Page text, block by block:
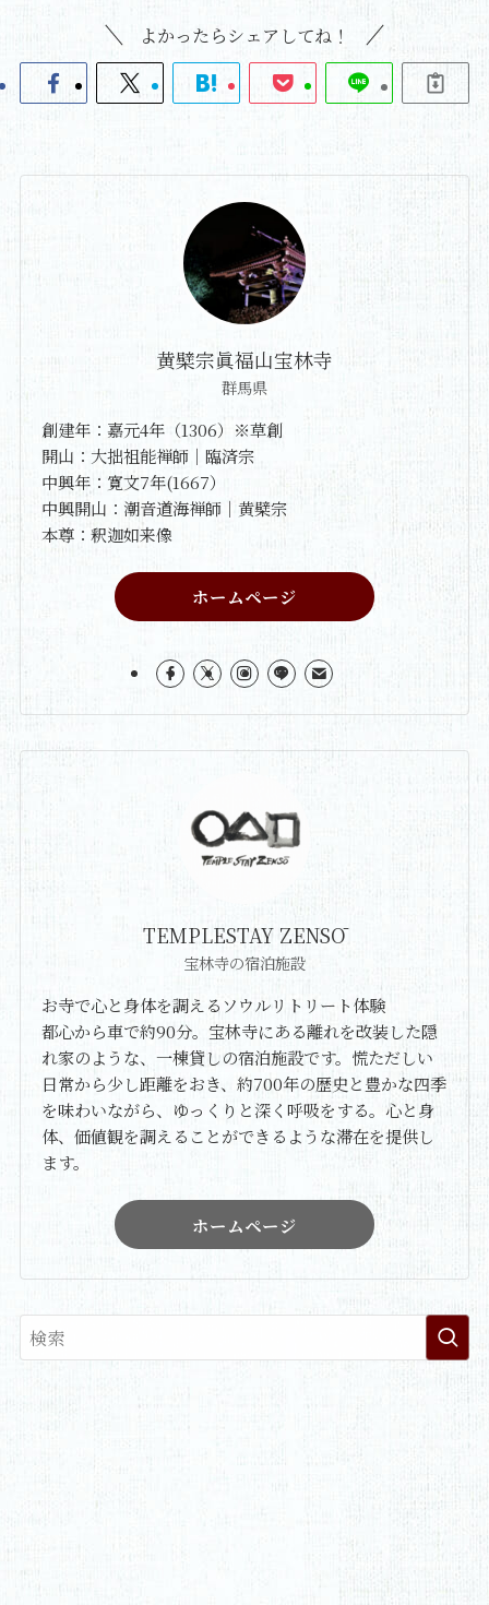
よかったらシェアしてね！
黄檗宗眞福山宝林寺
群馬県
創建年：嘉元4年（1306）※草創
開山：大拙祖能禅師｜臨済宗
中興年：寛文7年(1667）
中興開山：潮音道海禅師｜黄檗宗
本尊：釈迦如来像
ホームページ
TEMPLESTAY ZENSŌ
宝林寺の宿泊施設
お寺で心と身体を調えるソウルリトリート体験
都心から車で約90分。宝林寺にある離れを改装した隠
れ家のような、一棟貸しの宿泊施設です。慌ただしい
日常から少し距離をおき、約700年の歴史と豊かな四季
を味わいながら、ゆっくりと深く呼吸をする。心と身
体、価値観を調えることができるような滞在を提供し
ます。
ホームページ